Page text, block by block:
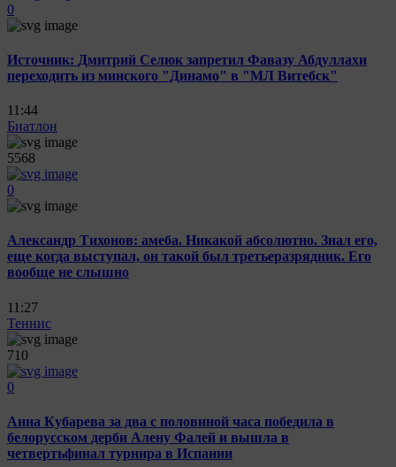
0
Источник: Дмитрий Селюк запретил Фавазу Абдуллахи
переходить из минского "Динамо" в "МЛ Витебск"
11:44
Биатлон
5568
0
Александр Тихонов: амеба. Никакой абсолютно. Знал его,
еще когда выступал, он такой был третьеразрядник. Его
вообще не слышно
11:27
Теннис
710
0
Анна Кубарева за два с половиной часа победила в
белорусском дерби Алену Фалей и вышла в
четвертьфинал турнира в Испании